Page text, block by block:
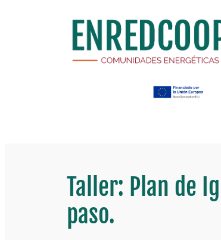
Taller: Plan de
paso.